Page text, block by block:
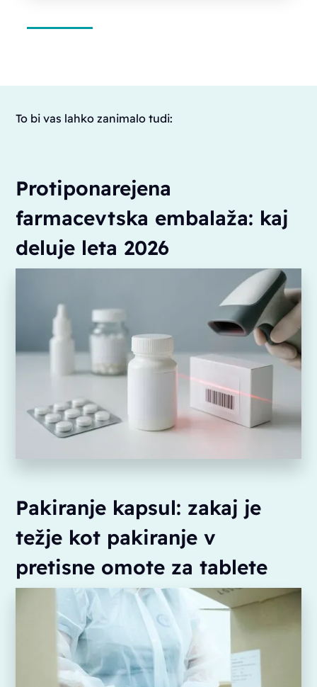
To bi vas lahko zanimalo tudi:
Protiponarejena
farmacevtska embalaža: kaj
deluje leta 2026
Pakiranje kapsul: zakaj je
težje kot pakiranje v
pretisne omote za tablete